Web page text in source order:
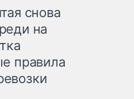
снова
на
правила